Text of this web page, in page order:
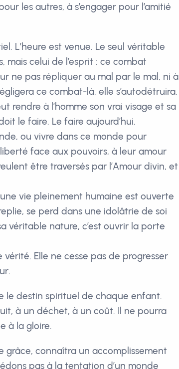
les autres, à s’engager pour l’amitié
L’heure est venue. Le seul véritable
mais celui de l’esprit : ce combat
ne pas répliquer au mal par le mal, ni à
ce combat-là, elle s’autodétruira.
rendre à l’homme son vrai visage et sa
le faire. Le faire aujourd’hui.
ou vivre dans ce monde pour
face aux pouvoirs, à leur amour
être traversés par l’Amour divin, et
vie pleinement humaine est ouverte
se perd dans une idolâtrie de soi
véritable nature, c’est ouvrir la porte
Elle ne cesse pas de progresser
le destin spirituel de chaque enfant.
à un déchet, à un coût. Il ne pourra
à la gloire.
connaîtra un accomplissement
pas à la tentation d’un monde